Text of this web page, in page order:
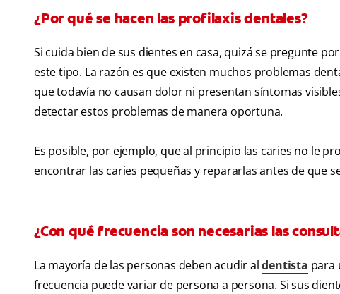
¿Por qué se hacen las profilaxis dentales?
Si cuida bien de sus dientes en casa, quizá se pregunte
este tipo. La razón es que existen muchos problemas
que todavía no causan dolor ni presentan síntomas
detectar estos problemas de manera oportuna.
Es posible, por ejemplo, que al principio las caries no le
encontrar las caries pequeñas y repararlas antes de que
¿Con qué frecuencia son necesarias las
La mayoría de las personas deben acudir aldentista para
frecuencia puede variar de persona a persona. Si sus